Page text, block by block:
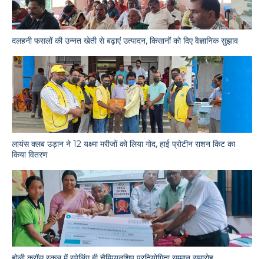
दलहनी फसलों की उन्नत खेती से बढ़ाएं उत्पादन, किसानों को दिए वैज्ञानिक सुझाव
लायंस क्लब उड़ान ने 12 यक्ष्मा मरीजों को लिया गोद, हाई प्रोटीन राशन किट का
किया वितरण